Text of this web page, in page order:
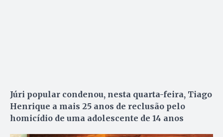
Júri popular condenou, nesta quarta-feira, Tiago
Henrique a mais 25 anos de reclusão pelo
homicídio de uma adolescente de 14 anos